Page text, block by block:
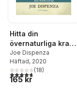
Hitta din
övernaturliga kraft
: hur vanliga
människor lyckas
med det ovanliga
Joe Dispenza
Häftad, 2020
4,7utav 5 stjärnor.
(18)
165 kr